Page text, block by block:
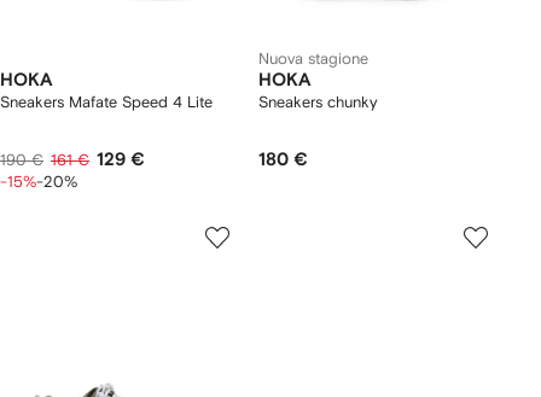
HOKA
Sneakers Mafate Speed 4 Lite
190 € 161 € 129 €
-15%-20%
Nuova stagione
HOKA
Sneakers chunky
180 €